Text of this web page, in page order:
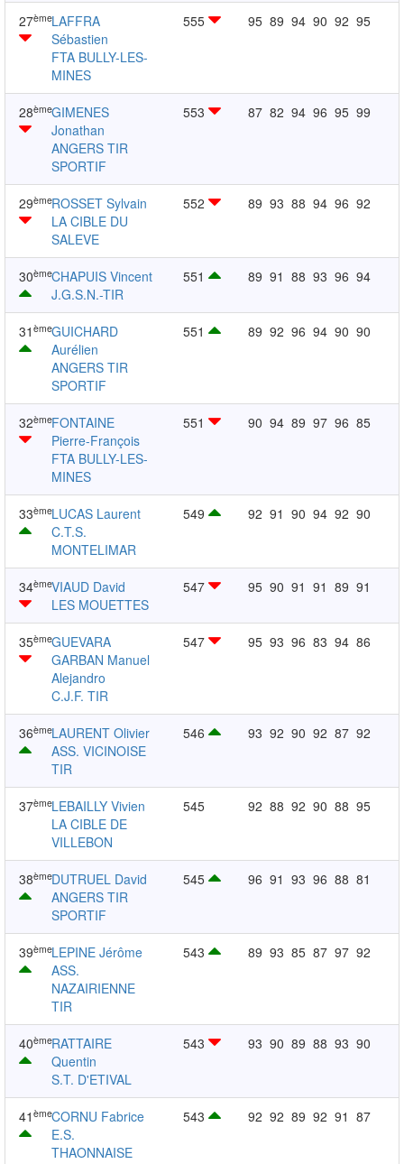
27èmeLAFFRA
Sébastien
FTA BULLY-LES-
MINES
555 95 89 94 90 92 95
28èmeGIMENES
Jonathan
ANGERS TIR
SPORTIF
553 87 82 94 96 95 99
29èmeROSSET Sylvain
LA CIBLE DU
SALEVE
552 89 93 88 94 96 92
30èmeCHAPUIS Vincent
J.G.S.N.-TIR
551 89 91 88 93 96 94
31 èmeGUICHARD
Aurélien
ANGERS TIR
SPORTIF
551 89 92 96 94 90 90
32èmeFONTAINE
Pierre-François
FTA BULLY-LES-
MINES
551 90 94 89 97 96 85
33èmeLUCAS Laurent
C.T.S.
MONTELIMAR
549 92 91 90 94 92 90
34èmeVIAUD David
LES MOUETTES
547 95 90 91 91 89 91
35èmeGUEVARA
GARBAN Manuel
Alejandro
C.J.F. TIR
547 95 93 96 83 94 86
36èmeLAURENT Olivier
ASS. VICINOISE
TIR
546 93 92 90 92 87 92
37èmeLEBAILLY Vivien
LA CIBLE DE
VILLEBON
545 92 88 92 90 88 95
38èmeDUTRUEL David
ANGERS TIR
SPORTIF
545 96 91 93 96 88 81
39èmeLEPINE Jérôme
ASS.
NAZAIRIENNE
TIR
543 89 93 85 87 97 92
40èmeRATTAIRE
Quentin
S.T. D'ETIVAL
543 93 90 89 88 93 90
41 èmeCORNU Fabrice
E.S.
THAONNAISE
543 92 92 89 92 91 87